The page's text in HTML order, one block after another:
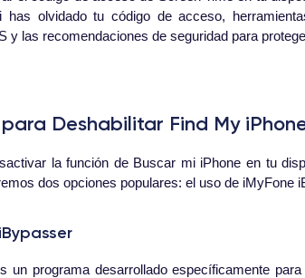
has olvidado tu código de acceso,
y las recomendaciones de seguridad para
Deshabilitar Find My
la función de Buscar mi iPhone en tu
dos opciones populares: el uso de
un programa desarrollado específicamente